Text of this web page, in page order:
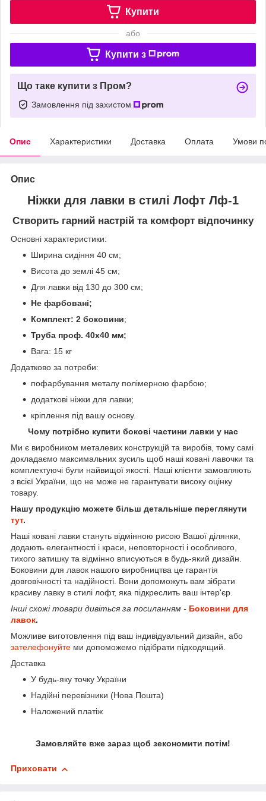
Купити
або
Купити з
Що таке купити з Пром?
Замовлення під захистом
Опис Характеристики Доставка Оплата Умови
Опис
Ніжки для лавки в стилі Лофт Лф-1
Створить гарний настрій та комфорт відпочинку
Основні характеристики:
Ширина сидіння 40 см;
Висота до землі 45 см;
Для лавки від 130 до 300 см;
Не фарбовані;
Комплект: 2 боковини;
Труба проф. 40х40 мм;
Вага: 15 кг
Додатково за потреби:
пофарбування металу полімерною фарбою;
додаткові ніжки для лавки;
кріплення під вашу основу.
Чому потрібно купити бокові частини лавки у нас
Ми є виробником металевих конструкцій та виробів, тому самі
докладаємо максимальних зусиль щоб наші ковані лавочки та
комплектуючі були найвищої якості. Наші клієнти замовляють
з всієї України, що не може не гарантувати високу оцінку
товару.
Нашу продукцію можете більш детальніше переглянути
тут.
Наші ковані лавки стануть відмінною рисою Вашої ділянки,
додають елегантності і краси, неповторності і особливого,
тихого затишку та відмінно вписуються в будь-який дизайн.
Боковини для лавок нашого виробництва це гарантія
довговічності та надійності. Вони допоможуть вам зібрати
красиву лавку в стилі лофт, яка підкреслить ваш інтер'єр.
Інші схожі товари дивіться за посиланням - Боковини для
лавок.
Можливе виготовлення під ваш індивідуальний дизайн, або
зателефонуйте ми допоможемо підібрати підходящий.
Доставка
У будь-яку точку України
Надійні перевізники (Нова Пошта)
Наложений платіж
Замовляйте вже зараз щоб зекономити потім!
Приховати